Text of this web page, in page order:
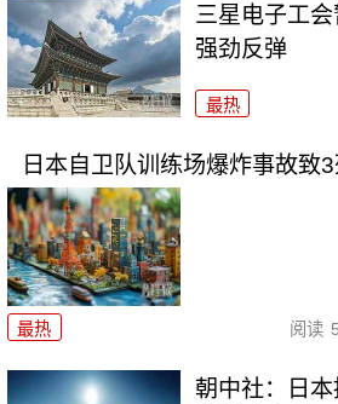
三星电子工
强劲反弹
最热
日本自卫队训练场爆炸事故致
最热 阅读
朝中社：日